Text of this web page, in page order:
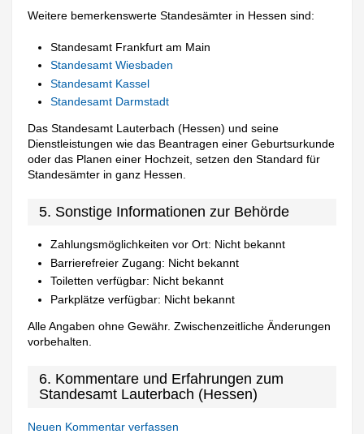
Weitere bemerkenswerte Standesämter in Hessen sind:
Standesamt Frankfurt am Main
Standesamt Wiesbaden
Standesamt Kassel
Standesamt Darmstadt
Das Standesamt Lauterbach (Hessen) und seine
Dienstleistungen wie das Beantragen einer Geburtsurkunde
oder das Planen einer Hochzeit, setzen den Standard für
Standesämter in ganz Hessen.
5. Sonstige Informationen zur Behörde
Zahlungsmöglichkeiten vor Ort: Nicht bekannt
Barrierefreier Zugang: Nicht bekannt
Toiletten verfügbar: Nicht bekannt
Parkplätze verfügbar: Nicht bekannt
Alle Angaben ohne Gewähr. Zwischenzeitliche Änderungen
vorbehalten.
6. Kommentare und Erfahrungen zum
Standesamt Lauterbach (Hessen)
Neuen Kommentar verfassen